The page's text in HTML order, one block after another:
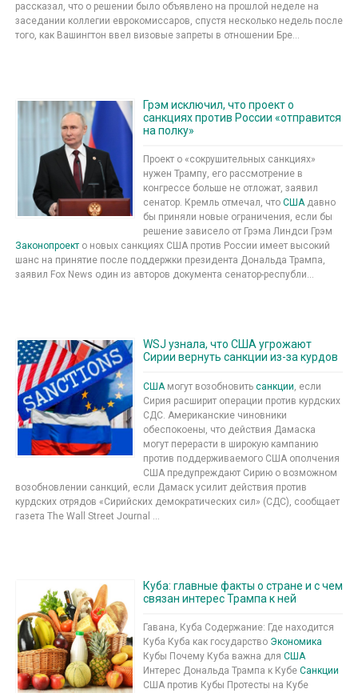
рассказал, что о решении было объявлено на прошлой неделе на
заседании коллегии еврокомиссаров, спустя несколько недель после
того, как Вашингтон ввел визовые запреты в отношении Бре...
Грэм исключил, что проект о
санкциях против России «отправится
на полку»
Проект о «сокрушительных санкциях»
нужен Трампу, его рассмотрение в
конгрессе больше не отложат, заявил
сенатор. Кремль отмечал, что СШАдавно
бы приняли новые ограничения, если бы
решение зависело от Грэма Линдси Грэм
Законопроект о новых санкциях США против России имеет высокий
шанс на принятие после поддержки президента Дональда Трампа,
заявил Fox News один из авторов документа сенатор-республи...
WSJ узнала, что США угрожают
Сирии вернуть санкции из-за курдов
СШАмогут возобновить санкции, если
Сирия расширит операции против курдских
СДС. Американские чиновники
обеспокоены, что действия Дамаска
могут перерасти в широкую кампанию
против поддерживаемого США ополчения
США предупреждают Сирию о возможном
возобновлении санкций, если Дамаск усилит действия против
курдских отрядов «Сирийских демократических сил» (СДС), сообщает
газета The Wall Street Journal ...
Куба: главные факты о стране и с чем
связан интерес Трампа к ней
Гавана, Куба Содержание: Где находится
Куба Куба как государство Экономика
Кубы Почему Куба важна для США
Интерес Дональда Трампа к Кубе Санкции
США против Кубы Протесты на Кубе